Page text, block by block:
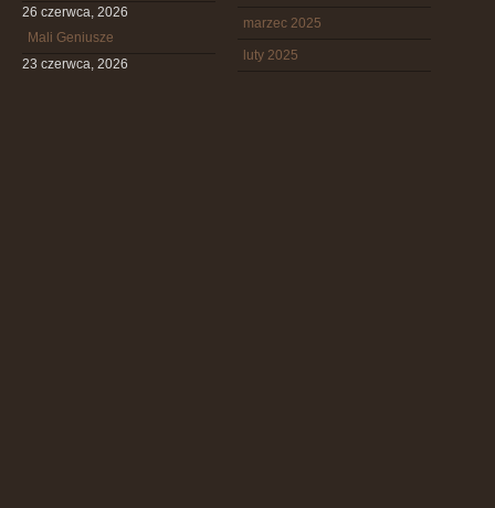
26 czerwca, 2026
Mali Geniusze
23 czerwca, 2026
marzec 2025
luty 2025